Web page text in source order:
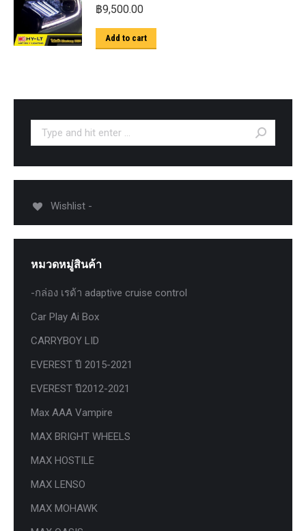
฿9,500.00
Add to cart
Search:
Wishlist -
หมวดหมู่สินค้า
-กล่อง เรด้า adaptive cruise control
Car Play Ai Box
CARRYBOY LID
EVEREST ปี 2015-2021
EVEREST ปี2012-2021
Max AAA Vampire
MAX BRIGHT WHEELS
MAX HOSTILE
MAX LENSO
MAX MOHAWK